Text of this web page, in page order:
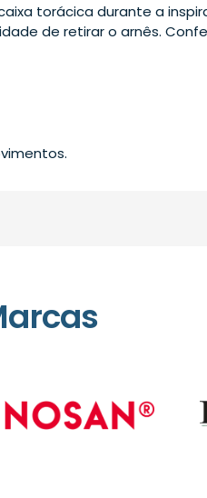
torácica durante a
de retirar o arnês.